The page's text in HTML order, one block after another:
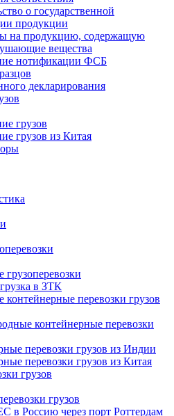
о государственной
продукции
на продукцию, содержащую
вещества
нотификации ФСБ
декларирования
грузов
грузов из Китая
в ЗТК
перевозки грузов
контейнерные перевозки
перевозки грузов из Индии
перевозки грузов из Китая
грузов
грузов
в Россию через порт Роттердам